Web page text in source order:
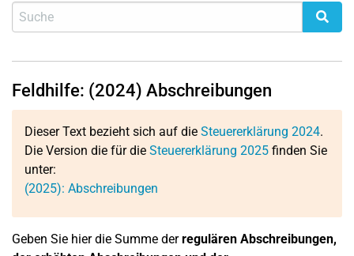
Feldhilfe: (2024) Abschreibungen
Dieser Text bezieht sich auf die Steuererklärung 2024.
Die Version die für die Steuererklärung 2025 finden Sie
unter:
(2025): Abschreibungen
Geben Sie hier die Summe derregulären Abschreibungen,